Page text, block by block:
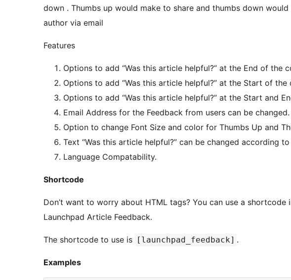
down . Thumbs up would make to share and thumbs down
author via email
Features
Options to add “Was this article helpful?” at the End of the
Options to add “Was this article helpful?” at the Start of the
Options to add “Was this article helpful?” at the Start and
Email Address for the Feedback from users can be changed.
Option to change Font Size and color for Thumbs Up and
Text “Was this article helpful?” can be changed according
Language Compatability.
Shortcode
Don’t want to worry about HTML tags? You can use a shortcode in your posts, pages to dispaly
Launchpad Article Feedback.
The shortcode to use is [launchpad_feedback] .
Examples